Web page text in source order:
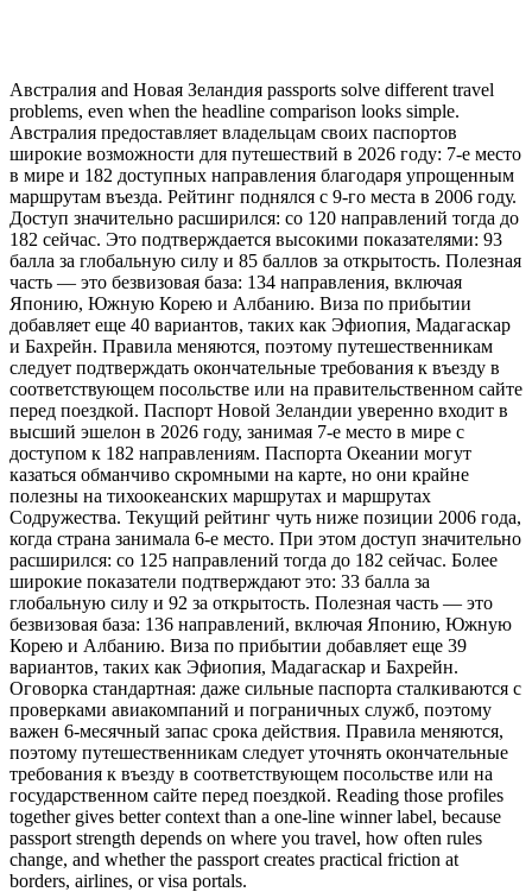
Австралия and Новая Зеландия passports solve different travel
problems, even when the headline comparison looks simple.
Австралия предоставляет владельцам своих паспортов
широкие возможности для путешествий в 2026 году: 7-е место
в мире и 182 доступных направления благодаря упрощенным
маршрутам въезда. Рейтинг поднялся с 9-го места в 2006 году.
Доступ значительно расширился: со 120 направлений тогда до
182 сейчас. Это подтверждается высокими показателями: 93
балла за глобальную силу и 85 баллов за открытость. Полезная
часть — это безвизовая база: 134 направления, включая
Японию, Южную Корею и Албанию. Виза по прибытии
добавляет еще 40 вариантов, таких как Эфиопия, Мадагаскар
и Бахрейн. Правила меняются, поэтому путешественникам
следует подтверждать окончательные требования к въезду в
соответствующем посольстве или на правительственном сайте
перед поездкой. Паспорт Новой Зеландии уверенно входит в
высший эшелон в 2026 году, занимая 7-е место в мире с
доступом к 182 направлениям. Паспорта Океании могут
казаться обманчиво скромными на карте, но они крайне
полезны на тихоокеанских маршрутах и маршрутах
Содружества. Текущий рейтинг чуть ниже позиции 2006 года,
когда страна занимала 6-е место. При этом доступ значительно
расширился: со 125 направлений тогда до 182 сейчас. Более
широкие показатели подтверждают это: 33 балла за
глобальную силу и 92 за открытость. Полезная часть — это
безвизовая база: 136 направлений, включая Японию, Южную
Корею и Албанию. Виза по прибытии добавляет еще 39
вариантов, таких как Эфиопия, Мадагаскар и Бахрейн.
Оговорка стандартная: даже сильные паспорта сталкиваются с
проверками авиакомпаний и пограничных служб, поэтому
важен 6-месячный запас срока действия. Правила меняются,
поэтому путешественникам следует уточнять окончательные
требования к въезду в соответствующем посольстве или на
государственном сайте перед поездкой. Reading those profiles
together gives better context than a one-line winner label, because
passport strength depends on where you travel, how often rules
change, and whether the passport creates practical friction at
borders, airlines, or visa portals.